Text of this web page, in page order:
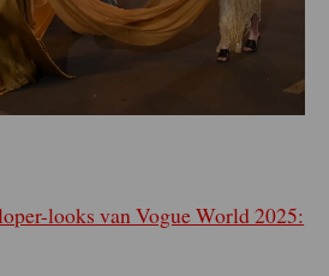
looks van Vogue World 2025: